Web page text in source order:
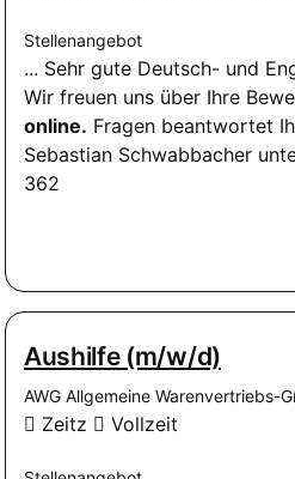
Stellenangebot
... Sehr gute Deutsch- und
Wir freuen uns über Ihre
online. Fragen beantwortet
Sebastian Schwabbacher
362
Aushilfe (m/w/d)
AWG Allgemeine Warenvertriebs-
Zeitz Vollzeit